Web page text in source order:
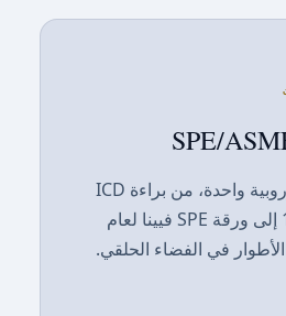
7 أوراق وبراءة أوروبية واحدة، من براءة ICD
الأصلية عام 1992 إلى ورقة SPE فيينا لعام